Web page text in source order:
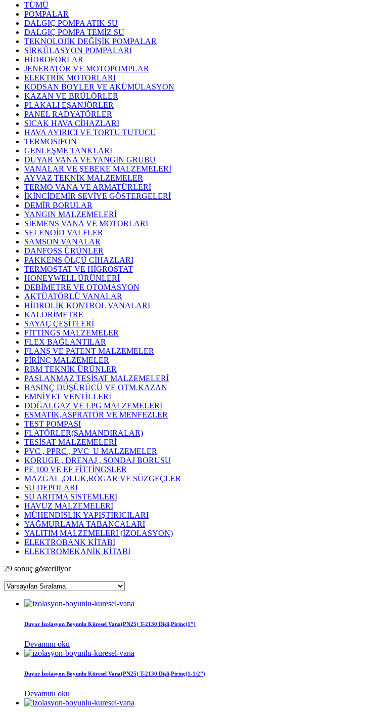
TÜMÜ
POMPALAR
DALGIÇ POMPA ATIK SU
DALGIÇ POMPA TEMİZ SU
TEKNOLOJİK DEĞİŞİK POMPALAR
SİRKÜLASYON POMPALARI
HİDROFORLAR
JENERATÖR VE MOTOPOMPLAR
ELEKTRİK MOTORLARI
KODSAN BOYLER VE AKÜMÜLASYON
KAZAN VE BRÜLÖRLER
PLAKALI EŞANJÖRLER
PANEL RADYATÖRLER
SICAK HAVA CİHAZLARI
HAVA AYIRICI VE TORTU TUTUCU
TERMOSİFON
GENLEŞME TANKLARI
DUYAR VANA VE YANGIN GRUBU
VANALAR VE ŞEBEKE MALZEMELERİ
AYVAZ TEKNİK MALZEMELER
TERMO VANA VE ARMATÜRLERİ
İKİNCİDEMİR SEVİYE GÖSTERGELERİ
DEMİR BORULAR
YANGIN MALZEMELERİ
SİEMENS VANA VE MOTORLARI
SELENOİD VALFLER
SAMSON VANALAR
DANFOSS ÜRÜNLER
PAKKENS ÖLÇÜ CİHAZLARI
TERMOSTAT VE HİGROSTAT
HONEYWELL ÜRÜNLERİ
DEBİMETRE VE OTOMASYON
AKTÜATÖRLÜ VANALAR
HİDROLİK KONTROL VANALARI
KALORİMETRE
SAYAÇ ÇEŞİTLERİ
FİTTİNGS MALZEMELER
FLEX BAĞLANTILAR
FLANŞ VE PATENT MALZEMELER
PİRİNÇ MALZEMELER
RBM TEKNİK ÜRÜNLER
PASLANMAZ TESİSAT MALZEMELERİ
BASINÇ DÜŞÜRÜCÜ VE OTM.KAZAN
EMNİYET VENTİLLERİ
DOĞALGAZ VE LPG MALZEMELERİ
ESMATİK,ASPRATÖR VE MENFEZLER
TEST POMPASI
FLATÖRLER(ŞAMANDIRALAR)
TESİSAT MALZEMELERİ
PVC , PPRC , PVC_U MALZEMELER
KORUGE , DRENAJ , SONDAJ BORUSU
PE 100 VE EF FİTTİNGSLER
MAZGAL ,OLUK,RÖGAR VE SÜZGEÇLER
SU DEPOLARI
SU ARITMA SİSTEMLERİ
HAVUZ MALZEMELERİ
MÜHENDİSLİK YAPIŞTIRICILARI
YAĞMURLAMA TABANCALARI
YALITIM MALZEMELERİ (İZOLASYON)
ELEKTROBANK KİTABI
ELEKTROMEKANİK KİTABI
29 sonuç gösteriliyor
Duyar İzolasyon Boyunlu Küresel Vana(PN25) T-2130 Dişli,Pirinç(1”)
Devamını oku
Duyar İzolasyon Boyunlu Küresel Vana(PN25) T-2130 Dişli,Pirinç(1-1/2”)
Devamını oku